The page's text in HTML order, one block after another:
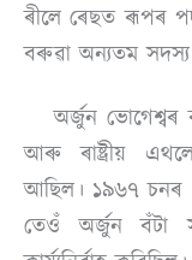
ৰীলে ৰেছত ৰূপৰ
বৰুৱা অন্যতম
অৰ্জুন ভোগেশ্বৰ
আৰু ৰাষ্ট্রীয়
আছিল। ১৯৬৭ চনৰ
তেওঁ অর্জুন বঁটা